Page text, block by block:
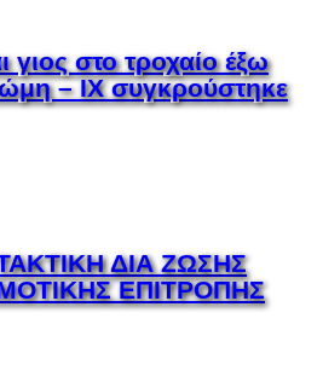
γιος στο τροχαίο έξω
– ΙΧ συγκρούστηκε
ΔΙΑ ΖΩΣΗΣ
ΕΠΙΤΡΟΠΗΣ